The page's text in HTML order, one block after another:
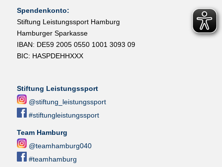
Spendenkonto:
Stiftung Leistungssport Hamburg
Hamburger Sparkasse
IBAN: DE59 2005 0550 1001 3093 09
BIC: HASPDEHHXXX
Stiftung Leistungssport
@stiftung_leistungssport
#stiftungleistungssport
Team Hamburg
@teamhamburg040
#teamhamburg